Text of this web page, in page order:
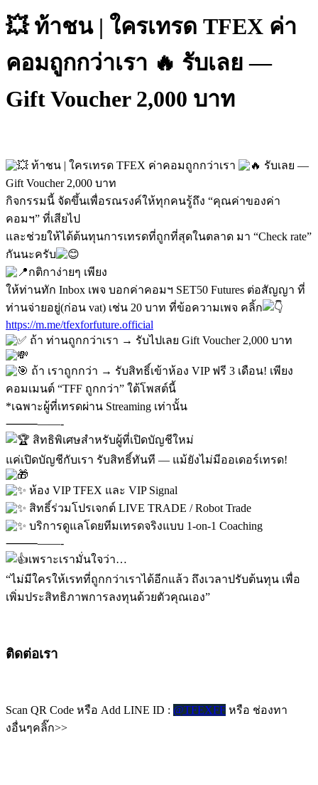
💥 ท้าชน | ใครเทรด TFEX ค่า
คอมถูกกว่าเรา 🔥 รับเลย —
Gift Voucher 2,000 บาท
ท้าชน | ใครเทรด TFEX ค่าคอมถูกกว่าเรา
รับเลย —
Gift Voucher 2,000 บาท
กิจกรรมนี้ จัดขึ้นเพื่อรณรงค์ให้ทุกคนรู้ถึง “คุณค่าของค่า
คอมฯ” ที่เสียไป
และช่วยให้ได้ต้นทุนการเทรดที่ถูกที่สุดในตลาด มา “Check rate”
กันนะครับ
กติกาง่ายๆ เพียง
ให้ท่านทัก Inbox เพจ บอกค่าคอมฯ SET50 Futures ต่อสัญญา ที่
ท่านจ่ายอยู่(ก่อน vat) เช่น 20 บาท ที่ข้อความเพจ คลิ้ก
https://m.me/tfexforfuture.official
ถ้า ท่านถูกกว่าเรา → รับไปเลย Gift Voucher 2,000 บาท
ถ้า เราถูกกว่า → รับสิทธิ์เข้าห้อง VIP ฟรี 3 เดือน! เพียง
คอมเมนต์ “TFF ถูกกว่า” ใต้โพสต์นี้
*เฉพาะผู้ที่เทรดผ่าน Streaming เท่านั้น
⸻——-
สิทธิพิเศษสำหรับผู้ที่เปิดบัญชีใหม่
แค่เปิดบัญชีกับเรา รับสิทธิ์ทันที — แม้ยังไม่มีออเดอร์เทรด!
ห้อง VIP TFEX และ VIP Signal
สิทธิ์ร่วมโปรเจกต์ LIVE TRADE / Robot Trade
บริการดูแลโดยทีมเทรดจริงแบบ 1-on-1 Coaching
⸻——-
เพราะเรามั่นใจว่า…
“ไม่มีใครให้เรทที่ถูกกว่าเราได้อีกแล้ว ถึงเวลาปรับต้นทุน เพื่อ
เพิ่มประสิทธิภาพการลงทุนด้วยตัวคุณเอง”
ติดต่อเรา
Scan QR Code หรือ Add LINE ID : @TFEXFF หรือ ช่องทา
งอื่นๆคลิ๊ก>>